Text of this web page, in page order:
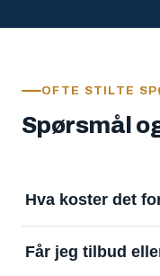
OFTE STILTE
Spørsmål
Hva koster det
å motta svar.
Får jeg tilbud